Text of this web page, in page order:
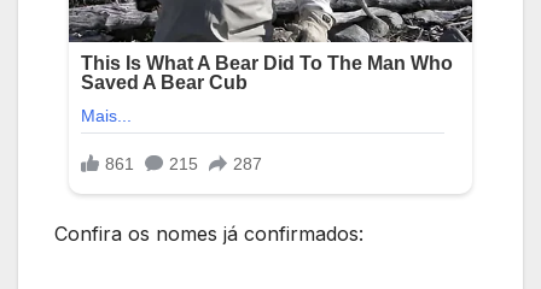
Confira os nomes já confirmados: